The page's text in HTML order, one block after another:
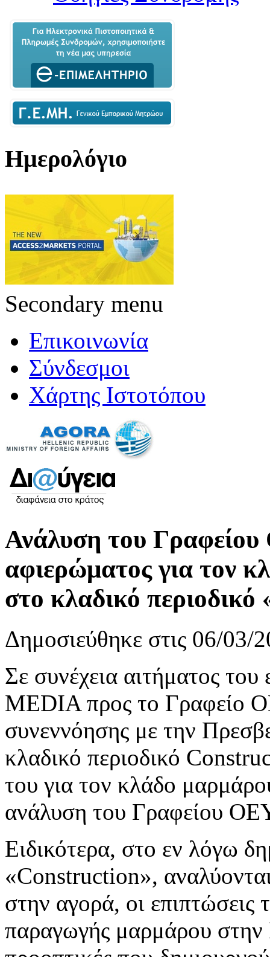
Ημερολόγιο
Secondary menu
Επικοινωνία
Σύνδεσμοι
Χάρτης Ιστοτόπου
Ανάλυση του
αφιερώματος για τον
στο κλαδικό
Δημοσιεύθηκε στις 06/03/
Σε συνέχεια αιτήματος
MEDIA προς το Γραφείο
συνεννόησης με την
κλαδικό περιοδικό
του για τον κλάδο
ανάλυση του Γραφείου
Ειδικότερα, στο εν λόγω
«Construction»,
στην αγορά, οι επιπτώσεις
παραγωγής μαρμάρου στην